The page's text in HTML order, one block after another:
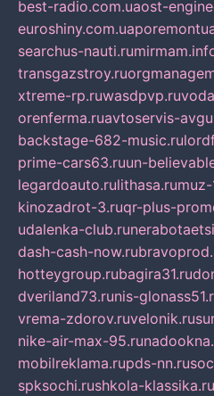
best-radio.com.uaost-
euroshiny.com.ua
searchus-nauti.ru
transgazstroy.ru
xtreme-rp.ruwasdpvp.ru
orenferma.ruavtoservis-
backstage-682-music.ru
prime-cars63.ruun-
legardoauto.rulithasa.rumuz-
kinozadrot-3.ruqr-plus-
udalenka-club.ru
dash-cash-now.ru
hotteygroup.rubagira31.ru
dveriland73.runis-
vrema-zdorov.ruvelonik.ru
nike-air-max-95.ru
mobilreklama.rupds-nn.ru
spksochi.rushkola-klassika.ru